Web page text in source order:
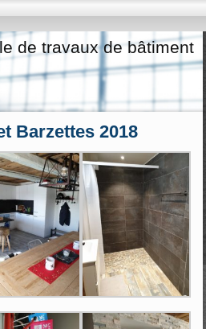
de travaux de bâtiment
Barzettes 2018